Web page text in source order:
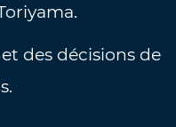
des décisions de